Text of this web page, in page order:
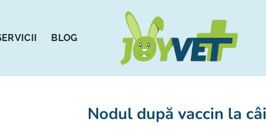
BLOG
Nodul după vaccin la